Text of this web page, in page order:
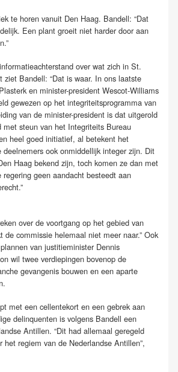
te horen vanuit Den Haag. Bandell: “Dat
Een plant groeit niet harder door aan
over wat zich in St.
ziet Bandell: “Dat is waar. In ons laatste
en minister-president Wescot-Williams
gewezen op het integriteitsprogramma van
van de minister-president is dat uitgerold
met steun van het Integriteits Bureau
heel goed initiatief, al betekent het
ook onmiddellijk integer zijn. Dit
Haag bekend zijn, toch komen ze dan met
geen aandacht besteedt aan
over de voortgang op het gebied van
de commissie helemaal niet meer naar.” Ook
plannen van justitieminister Dennis
wil twee verdiepingen bovenop de
gevangenis bouwen en een aparte
met een cellentekort en een gebrek aan
delinquenten is volgens Bandell een
Antillen. “Dit had allemaal geregeld
het regiem van de Nederlandse Antillen”,